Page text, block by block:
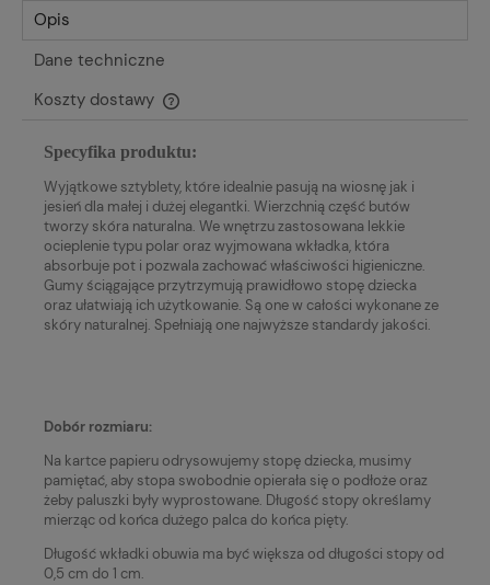
Opis
Dane techniczne
Koszty dostawy
Cena nie zawiera ewentualnych kosztów płatności
Specyfika produktu:
Wyjątkowe sztyblety, które idealnie pasują na wiosnę jak i
jesień dla małej i dużej elegantki. Wierzchnią część butów
tworzy skóra naturalna. We wnętrzu zastosowana lekkie
ocieplenie typu polar oraz wyjmowana wkładka, która
absorbuje pot i pozwala zachować właściwości higieniczne.
Gumy ściągające przytrzymują prawidłowo stopę dziecka
oraz ułatwiają ich użytkowanie. Są one w całości wykonane ze
skóry naturalnej. Spełniają one najwyższe standardy jakości.
Dobór rozmiaru:
Na kartce papieru odrysowujemy stopę dziecka, musimy
pamiętać, aby stopa swobodnie opierała się o podłoże oraz
żeby paluszki były wyprostowane. Długość stopy określamy
mierząc od końca dużego palca do końca pięty.
Długość wkładki obuwia ma być większa od długości stopy od
0,5 cm do 1 cm.